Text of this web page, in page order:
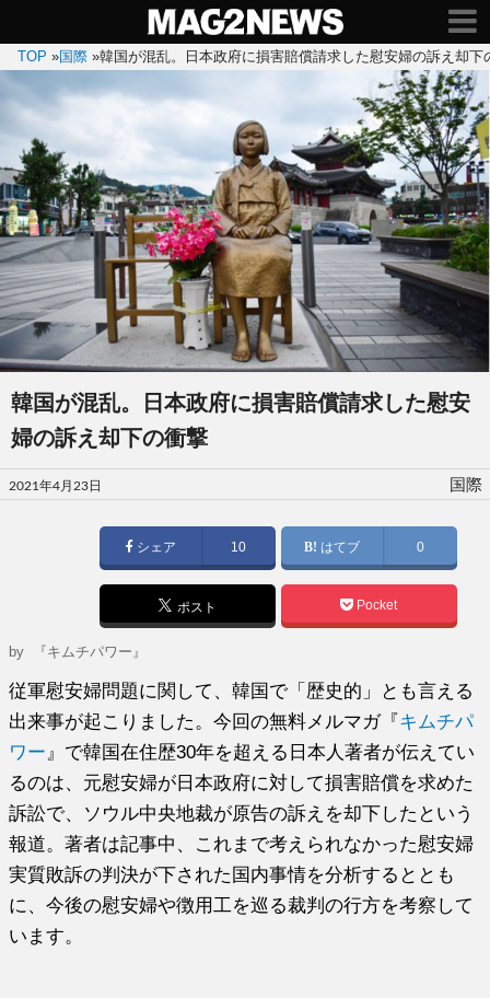
TOP »国際 »韓国が混乱。日本政府に損害賠償請求した慰安婦の訴え却下
韓国が混乱。日本政府に損害賠償請求した慰安
婦の訴え却下の衝撃
投
稿
2021年4月23日 国際
シェア 10 はてブ 0
ポスト Pocket
by 『キムチパワー』
従軍慰安婦問題に関して、韓国で「歴史的」とも言える
出来事が起こりました。今回の無料メルマガ『キムチパ
ワー 』で韓国在住歴30年を超える日本人著者が伝えてい
るのは、元慰安婦が日本政府に対して損害賠償を求めた
訴訟で、ソウル中央地裁が原告の訴えを却下したという
報道。著者は記事中、これまで考えられなかった慰安婦
実質敗訴の判決が下された国内事情を分析するととも
に、今後の慰安婦や徴用工を巡る裁判の行方を考察して
います。